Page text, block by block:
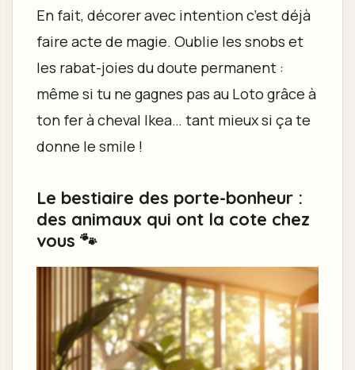
En fait, décorer avec intention c’est déjà
faire acte de magie. Oublie les snobs et
les rabat-joies du doute permanent :
même si tu ne gagnes pas au Loto grâce à
ton fer à cheval Ikea… tant mieux si ça te
donne le smile !
Le bestiaire des porte-bonheur :
des animaux qui ont la cote chez
vous 🐾